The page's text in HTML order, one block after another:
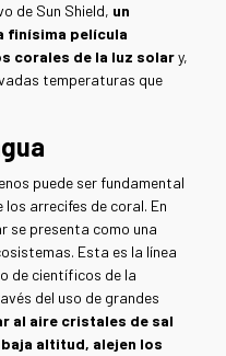
de Sun Shield, un
finísima película
corales de la luz solary,
temperaturas que
puede ser fundamental
arrecifes de coral. En
se presenta como una
Esta es la línea
de científicos de la
del uso de grandes
al aire cristales de sal
altitud, alejen los